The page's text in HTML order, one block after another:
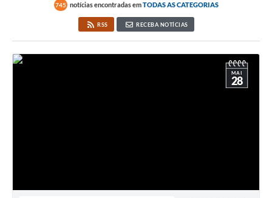
745 notícias encontradas emTODAS AS CATEGORIAS
RSS RECEBA NOTÍCIAS
MAI
28